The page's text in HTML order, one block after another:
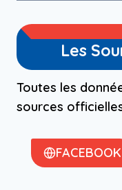
Les
Toutes les
sources
FACEBOOK